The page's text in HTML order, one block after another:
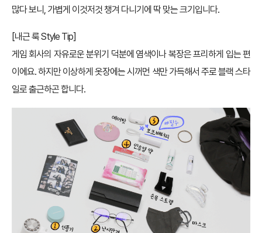
많다 보니, 가볍게 이것저것 챙겨 다니기에 딱 맞는 크기입니다.
[내근 룩 Style Tip]
게임 회사의 자유로운 분위기 덕분에 염색이나 복장은 프리하게 입는 편
이에요. 하지만 이상하게 옷장에는 시꺼먼 색만 가득해서 주로 블랙 스타
일로 출근하곤 합니다.